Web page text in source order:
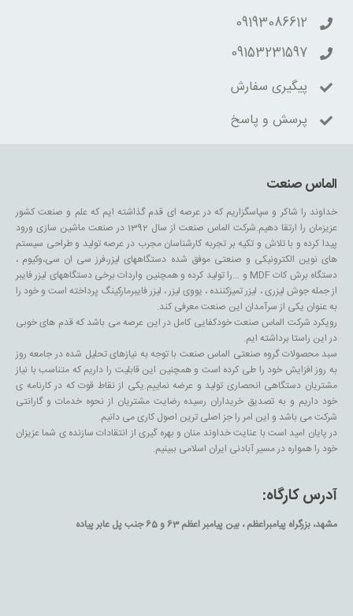
09193086612
09153231597
پیگیری سفارش
پرسش و پاسخ
الماس صنعت
خداوند را شاکر و سپاسگزاریم که در عرصه ای قدم گذاشته ایم که علم و صنعت کشور
عزیزمان را ارتقا دهیم.شرکت الماس صنعت از سال 1392 در صنعت ماشین سازی ورود
پیدا کرده و با تلاش و تکیه بر تجربه کارشناسان مجرب در عرصه تولید و طراحی سیستم
های نوین الکترونیکی و صنعتی موفق شده دستگاههای لیزر،فرز سی ان سی،وکیوم ،
دستگاه برش کات MDF و …را تولید کرده و همچنین واردات برخی دستگاههای لیزر فایبر
از جمله جوش لیزری ، لیزر تمیزکننده ، یووی لیزر ، لیزر فایبرمارکینگ پرداخته است و خود را
به عنوان یکی از سرآمدان این صنعت معرفی کند.
رویکرد شرکت الماس صنعت خودکفایی کامل در این عرصه می باشد که قدم های خوبی
در این راستا برداشته ایم.
سبد محصولات گروه صنعتی الماس صنعت با توجه به نیازهای تحلیل شده در جامعه روز
به روز افزایش خود را طی کرده است و همچنین این قابلیت را داریم که متناسب با نیاز
مشتریان دستگاهی انحصاری تولید و عرضه نماییم.یکی از نقاط قوت که در کارنامه ی
خود داریم و به تصدیق خریداران رسیده رضایت مشتریان از نحوه خدمات و گارانتی
شرکت می باشد و این امر را جز اصلی ترین اصول کاری می دانیم.
در پایان امید است با عنایت خداوند منان و بهره گیری از انتقادات سازنده ی شما عزیزان
خود را همواره در مسیر آبادنی ایران اسلامی ببینیم.
آدرس کارگاه:
مشهد، بزرگراه پیامبراعظم ، بین پیامبر اعظم 63 و 65 جنب پل عابر پیاده